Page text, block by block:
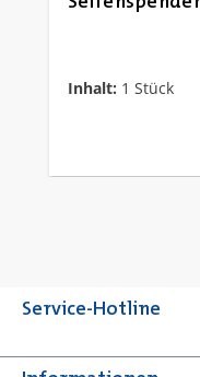
Inhalt: 1 Stück
Service-Hotline